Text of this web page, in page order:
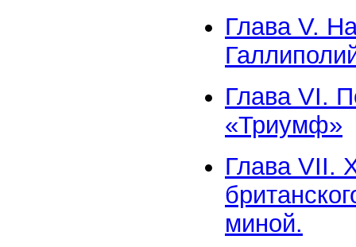
Глава V.
Глава VI.
«Триумф»
Глава VII.
миной.